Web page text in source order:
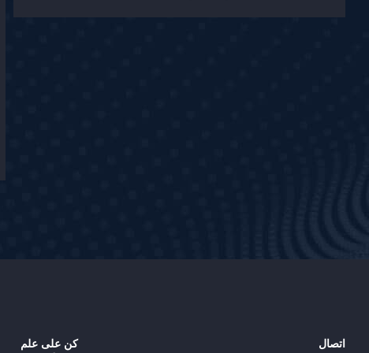
اتصال
كن على علم